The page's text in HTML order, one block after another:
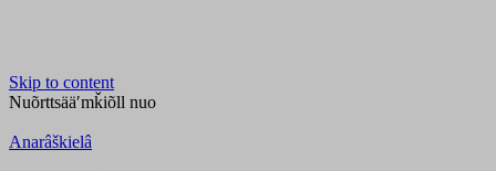
Skip to content
Nuõrttsääʹmǩiõll nuo
Anarâškielâ